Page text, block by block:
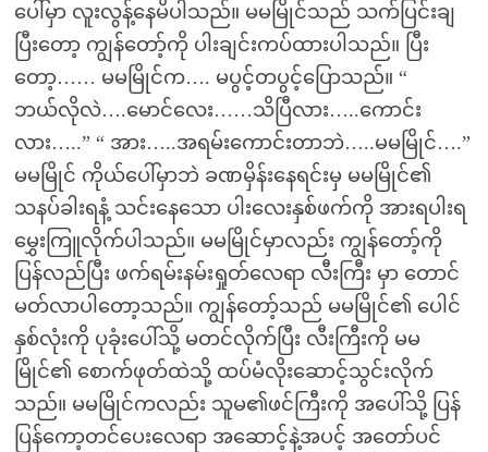
ပေါ်မှာ လူးလွန့်နေမိပါသည်။ မမမြိုင်သည် သက်ပြင်းချ
ပြီးတော့ ကျွန်တော့်ကို ပါးချင်းကပ်ထားပါသည်။ ပြီး
တော့…… မမမြိုင်က…. မပွင့်တပွင့်ပြောသည်။ “
ဘယ်လိုလဲ….မောင်လေး……သိပြီလား…..ကောင်း
လား…..” “ အား…..အရမ်းကောင်းတာဘဲ…..မမမြိုင်….”
မမမြိုင် ကိုယ်ပေါ်မှာဘဲ ခဏမှိန်းနေရင်းမှ မမမြိုင်၏
သနပ်ခါးရနံ့ သင်းနေသော ပါးလေးနှစ်ဖက်ကို အားရပါးရ
မွှေးကြူလိုက်ပါသည်။ မမမြိုင်မှာလည်း ကျွန်တော့်ကို
ပြန်လည်ပြီး ဖက်ရမ်းနမ်းရှုတ်လေရာ လီးကြီး မှာ တောင်
မတ်လာပါတော့သည်။ ကျွန်တော့်သည် မမမြိုင်၏ ပေါင်
နှစ်လုံးကို ပုခုံးပေါ်သို့ မတင်လိုက်ပြီး လီးကြီးကို မမ
မြိုင်၏ စောက်ဖုတ်ထဲသို့ ထပ်မံလိုးဆောင့်သွင်းလိုက်
သည်။ မမမြိုင်ကလည်း သူမ၏ဖင်ကြီးကို အပေါ်သို့ ပြန်
ပြန်ကော့တင်ပေးလေရာ အဆောင့်နဲ့အပင့် အတော်ပင်